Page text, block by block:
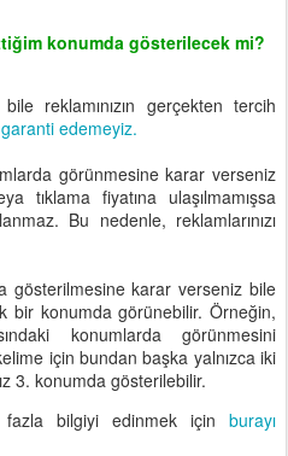
konumda gösterilecek mi?
reklamınızın gerçekten tercih
garanti edemeyiz.
görünmesine karar verseniz
tıklama fiyatına ulaşılmamışsa
Bu nedenle, reklamlarınızı
gösterilmesine karar verseniz bile
bir konumda görünebilir. Örneğin,
konumlarda görünmesini
için bundan başka yalnızca iki
3. konumda gösterilebilir.
bilgiyi edinmek için burayı